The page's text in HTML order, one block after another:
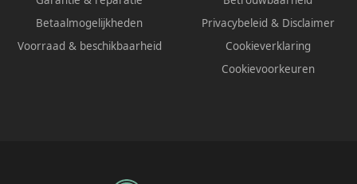
Betaalmogelijkheden
Voorraad & beschikbaarheid
Privacybeleid & Disclaimer
Cookieverklaring
Cookievoorkeuren